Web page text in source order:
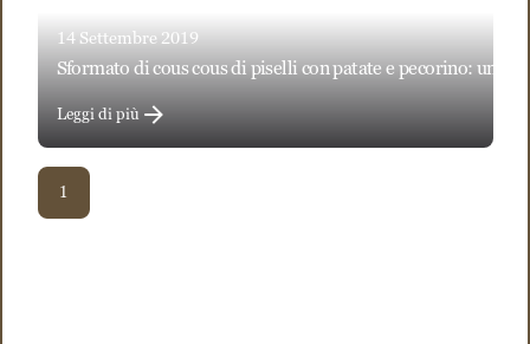
14 Settembre 2019
sformato di cous cous di piselli con patate e pecorino: un
Leggi di più
1